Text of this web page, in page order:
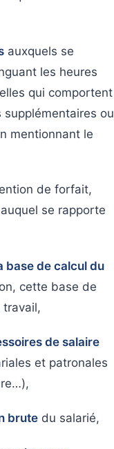
auxquels se
les heures
qui comportent
supplémentaires ou
mentionnant le
de forfait,
auquel se rapporte
base de calcul du
cette base de
travail,
de salaire
et patronales
brute du salarié,